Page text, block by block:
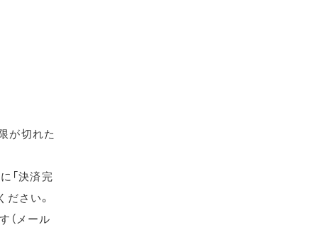
が切れた
「決済完
さい。
（メール